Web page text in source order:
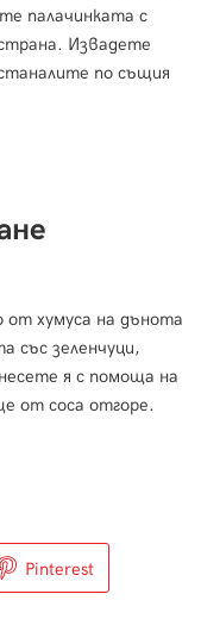
палачинката с
Извадете
по същия
хумуса на дънота
със зеленчуци,
я с помоща на
от соса отгоре.
Pinterest